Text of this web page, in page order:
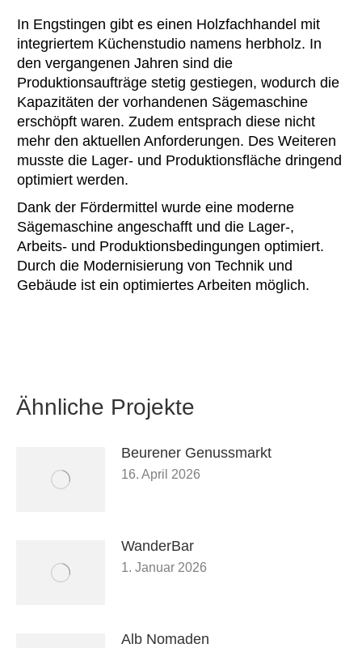
In Engstingen gibt es einen Holzfachhandel mit
integriertem Küchenstudio namens herbholz. In
den vergangenen Jahren sind die
Produktionsaufträge stetig gestiegen, wodurch die
Kapazitäten der vorhandenen Sägemaschine
erschöpft waren. Zudem entsprach diese nicht
mehr den aktuellen Anforderungen. Des Weiteren
musste die Lager- und Produktionsfläche dringend
optimiert werden.
Dank der Fördermittel wurde eine moderne
Sägemaschine angeschafft und die Lager-,
Arbeits- und Produktionsbedingungen optimiert.
Durch die Modernisierung von Technik und
Gebäude ist ein optimiertes Arbeiten möglich.
Ähnliche Projekte
Beurener Genussmarkt
16. April 2026
WanderBar
1. Januar 2026
Alb Nomaden